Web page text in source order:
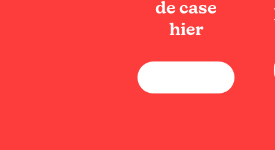
de case
hier